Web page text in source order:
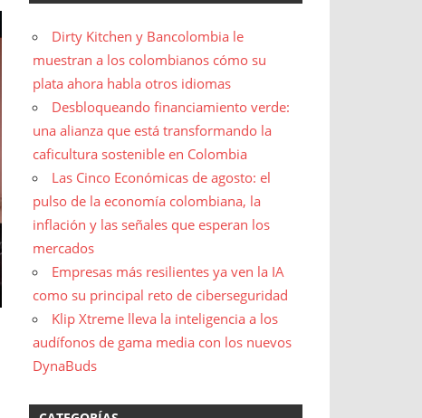
Dirty Kitchen y Bancolombia le
muestran a los colombianos cómo su
plata ahora habla otros idiomas
Desbloqueando financiamiento verde:
una alianza que está transformando la
caficultura sostenible en Colombia
Las Cinco Económicas de agosto: el
pulso de la economía colombiana, la
inflación y las señales que esperan los
mercados
Empresas más resilientes ya ven la IA
como su principal reto de ciberseguridad
Klip Xtreme lleva la inteligencia a los
audífonos de gama media con los nuevos
DynaBuds